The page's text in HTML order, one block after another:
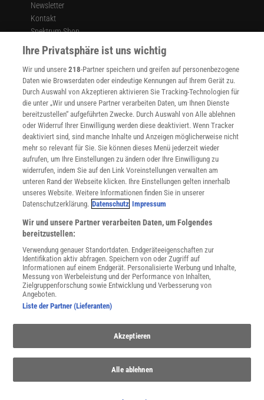
Newsletter
Kontakt
Spektrum Shop
Im Handel kaufen
Presse
Verträge kündigen
INFO
Mediadaten
Datenschutz
Nutzungsbedingungen
Cookie-Einstellungen
Utiq verwalten
Nutzungsbasierte Onlinewerbung
Alle Artikel
Impressum
Angebote für Schulen
Angebote für Institutionen
Sprachen lernen mit Gymglish
Lexika
Für Spektrum schreiben
Zugänglichkeitserklärung
WEBSEITEN
KielSCN
Wissenschaft in die Schulen
SciLogs
Ihre Privatsphäre ist uns wichtig
Wir und unsere218-Partner speichern und greifen auf personenbezogene
Daten wie Browserdaten oder eindeutige Kennungen auf Ihrem Gerät zu.
Durch Auswahl von Akzeptieren aktivieren Sie Tracking-Technologien für
die unter „Wir und unsere Partner verarbeiten Daten, um Ihnen Dienste
bereitzustellen“ aufgeführten Zwecke. Durch Auswahl von Alle ablehnen
oder Widerruf Ihrer Einwilligung werden diese deaktiviert. Wenn Tracker
deaktiviert sind, sind manche Inhalte und Anzeigen möglicherweise nicht
mehr so relevant für Sie. Sie können dieses Menü jederzeit wieder
aufrufen, um Ihre Einstellungen zu ändern oder Ihre Einwilligung zu
widerrufen, indem Sie auf den Link Voreinstellungen verwalten am
unteren Rand der Webseite klicken. Ihre Einstellungen gelten innerhalb
unseres Website. Weitere Informationen finden Sie in unserer
Datenschutzerklärung. Datenschutz Impressum
Wir und unsere Partner verarbeiten Daten, um Folgendes
bereitzustellen:
Verwendung genauer Standortdaten. Endgeräteeigenschaften zur
Identifikation aktiv abfragen. Speichern von oder Zugriff auf
Informationen auf einem Endgerät. Personalisierte Werbung und Inhalte,
Messung von Werbeleistung und der Performance von Inhalten,
Zielgruppenforschung sowie Entwicklung und Verbesserung von
Angeboten.
Liste der Partner (Lieferanten)
Akzeptieren
Alle ablehnen